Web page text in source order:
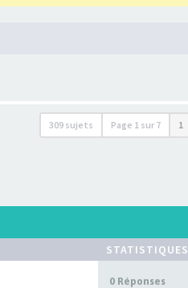
309 sujets Page 1 sur 7 1
STATISTIQUES
0 Réponses